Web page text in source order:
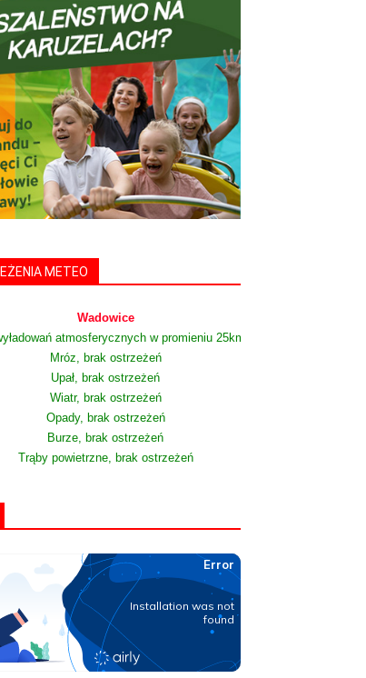
METEO
Wadowice
atmosferycznych w promieniu 25km
Mróz, brak ostrzeżeń
Upał, brak ostrzeżeń
Wiatr, brak ostrzeżeń
Opady, brak ostrzeżeń
Burze, brak ostrzeżeń
Trąby powietrzne, brak ostrzeżeń